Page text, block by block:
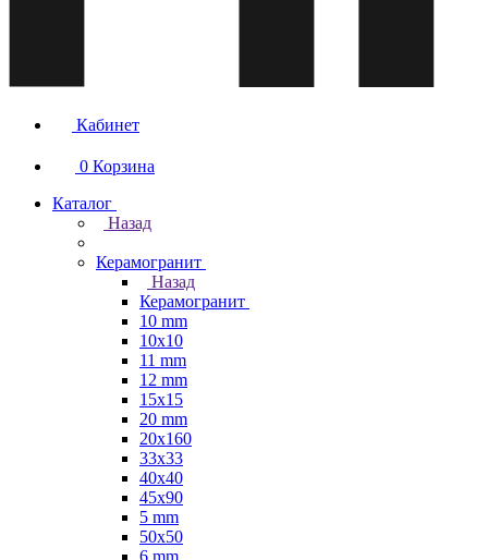
Кабинет
0 Корзина
Каталог
Назад
Керамогранит
Назад
Керамогранит
10 mm
10x10
11 mm
12 mm
15x15
20 mm
20х160
33x33
40х40
45x90
5 mm
50x50
6 mm